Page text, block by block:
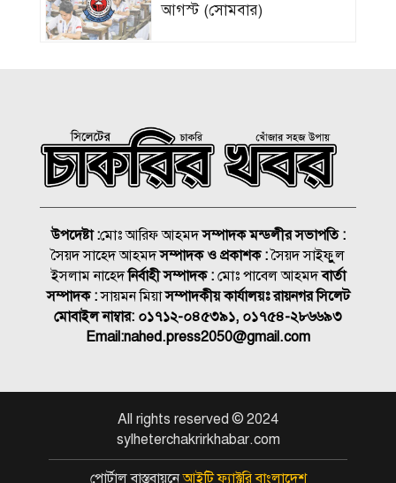
আগস্ট (সোমবার)
গ্রিস উপকূল থেকে দুই শতাধিক
অভিবাসী উদ্ধার, বেশিরভাগই
বাংলাদেশি
ধর্ষণের মামলায় কনটেন্ট ক্রিয়েটর
রিপন মিয়া গ্রেপ্তার
রাত ১টার মধ্যে যেসব জেলায় ৬০
ওসমানীনগরে দুই বাসের
মুখোমুখি সংঘর্ষে নিহত ৯ : সিউক
উপদেষ্টা :মোঃ আরিফ আহমদসম্পাদক মন্ডলীর সভাপতি :
সৈয়দ সাহেদ আহমদসম্পাদক ও প্রকাশক :সৈয়দ সাইফুুল
ইসলাম নাহেদনির্বাহী সম্পাদক :মোঃ পাবেল আহমদবার্তা
সম্পাদক :সায়মন মিয়াসম্পাদকীয় কার্যালয়ঃ রায়নগর সিলেট
মোবাইল নাম্বার: ০১৭১২-০৪৫৩৯১, ০১৭৫৪-২৮৬৬৯৩
Email:nahed.press2050@gmail.com
All rights reserved © 2024
sylheterchakrirkhabar.com
পোর্টাল বাস্তবায়নেআইটি ফ্যাক্টরি বাংলাদেশ